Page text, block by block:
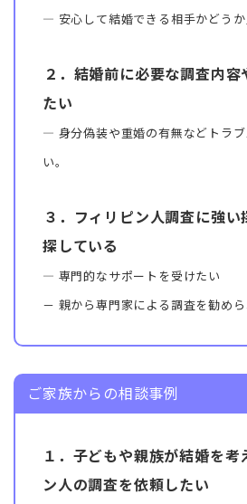
― 安心して結婚できる相手かどうか
２．結婚前に必要な調査内
たい
― 身分偽装や重婚の有無などトラ
い。
３．フィリピン人調査に強
探している
― 専門的なサポートを受けたい
－ 親から専門家による調査を勧めら
ご家族からの相談事例
１．子どもや親族が結婚を考
ン人の調査を依頼したい